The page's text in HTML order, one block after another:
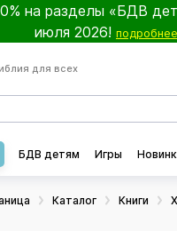
на разделы «БДВ
июля 2026!
для всех
БДВ детям Игры
Каталог Книги